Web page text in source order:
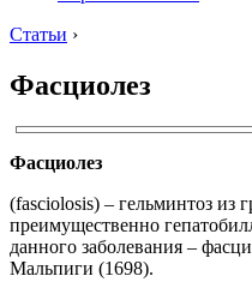
Статьи ›
Фасциолез
Фасциолез
(fasciolosis) – гельминтоз из
преимущественно
данного заболевания –
Мальпиги (1698).